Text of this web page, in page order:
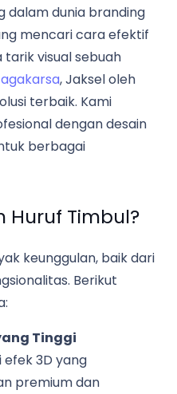
dalam dunia branding
mencari cara efektif
visual sebuah
, Jaksel oleh
terbaik. Kami
dengan desain
berbagai
Huruf Timbul?
keunggulan, baik dari
Berikut
Tinggi
3D yang
premium dan